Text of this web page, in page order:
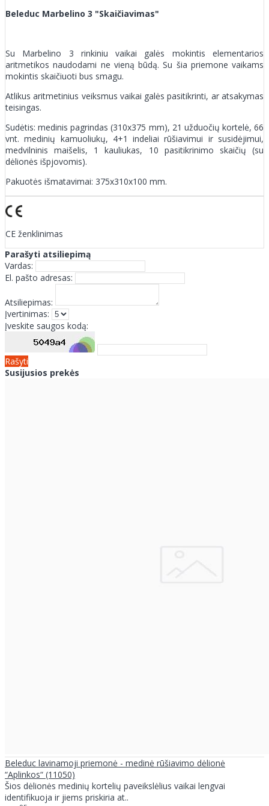
Beleduc Marbelino 3 "Skaičiavimas"
Su Marbelino 3 rinkiniu vaikai galės mokintis elementarios
aritmetikos naudodami ne vieną būdą. Su šia priemone vaikams
mokintis skaičiuoti bus smagu.
Atlikus aritmetinius veiksmus vaikai galės pasitikrinti, ar atsakymas
teisingas.
Sudėtis: medinis pagrindas (310x375 mm), 21 užduočių kortelė, 66
vnt. medinių kamuoliukų, 4+1 indeliai rūšiavimui ir susidėjimui,
medvilninis maišelis, 1 kauliukas, 10 pasitikrinimo skaičių (su
dėlionės išpjovomis).
Pakuotės išmatavimai: 375x310x100 mm.
CE ženklinimas
Parašyti atsiliepimą
Vardas:
El. pašto adresas:
Atsiliepimas:
Įvertinimas:
Įveskite saugos kodą:
Rašyti
Susijusios prekės
Beleduc lavinamoji priemonė - medinė rūšiavimo dėlionė
“Aplinkos“ (11050)
Šios dėlionės medinių kortelių paveikslėlius vaikai lengvai
identifikuoja ir jiems priskiria at..